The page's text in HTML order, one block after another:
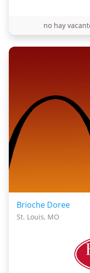
no hay
Brioche Doree
St. Louis, MO